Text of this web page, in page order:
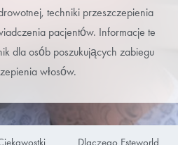
techniki przeszczepienia
pacjentów. Informacje te
dla osób poszukujących zabiegu
włosów.
Dlaczego Esteworld